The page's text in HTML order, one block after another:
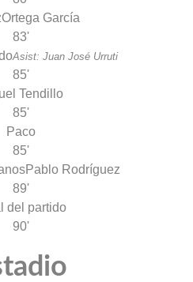
Ortega García
83'
Asist: Juan José Urruti
85'
Tendillo
85'
Paco
85'
Pablo Rodríguez
89'
del partido
90'